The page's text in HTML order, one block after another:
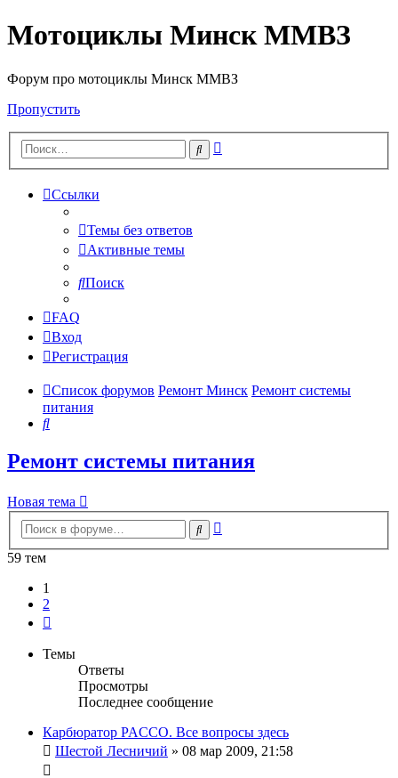
Мотоциклы Минск ММВЗ
Форум про мотоциклы Минск ММВЗ
Пропустить
Поиск
Ссылки
Темы без ответов
Активные темы
Поиск
FAQ
Вход
Регистрация
Список форумов Ремонт Минск Ремонт системы
питания
Поиск
Ремонт системы питания
Новая тема
Поиск
59 тем
1
2
Темы
Ответы
Просмотры
Последнее сообщение
Карбюратор PACCO. Все вопросы здесь
Шестой Лесничий » 08 мар 2009, 21:58